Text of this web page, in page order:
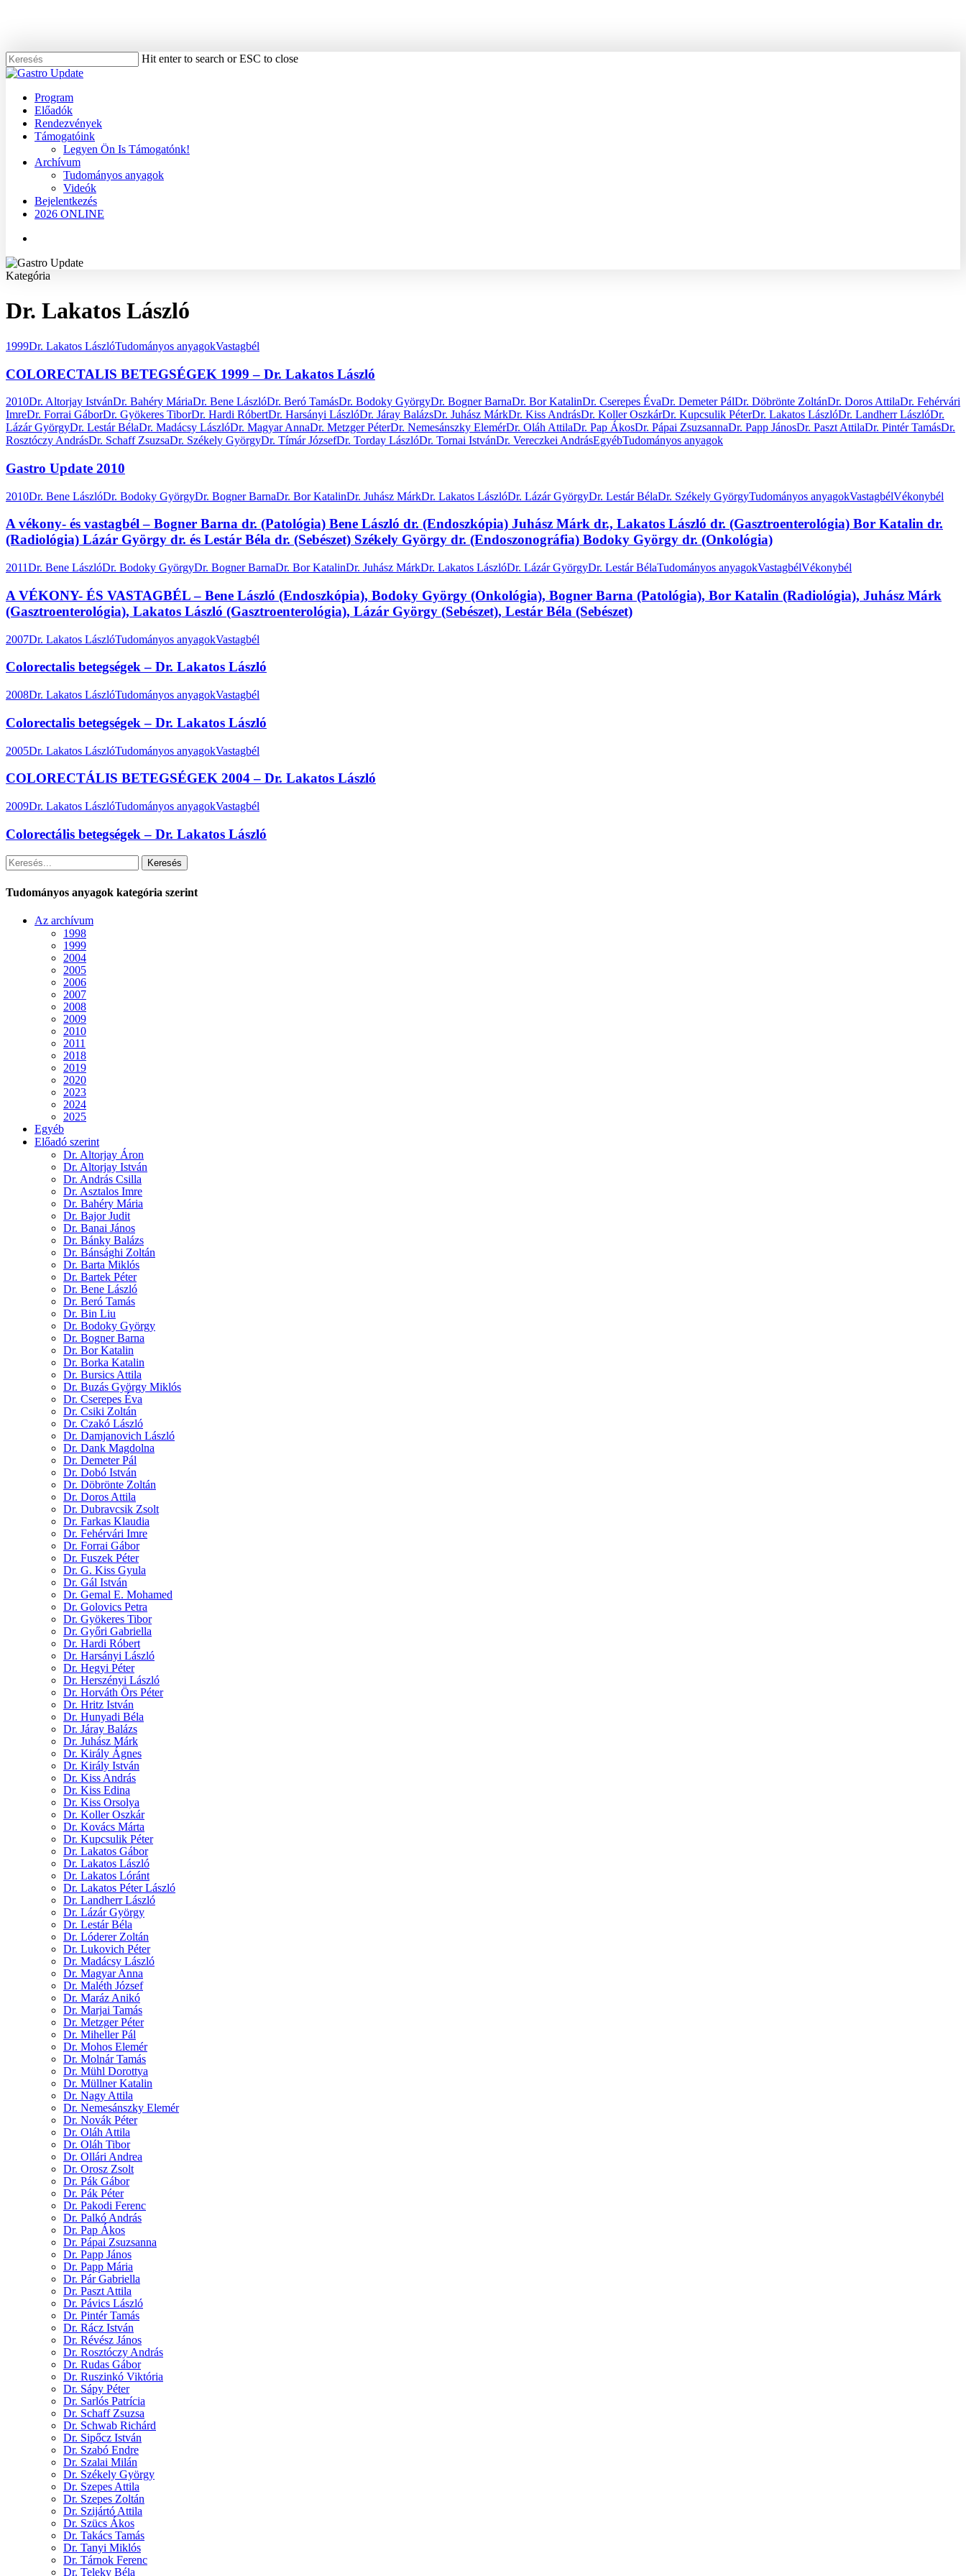
content
Hit enter to search or ESC to close
Close
Menu
Program
Előadók
Rendezvények
Támogatóink
Legyen Ön Is Támogatónk!
Archívum
Tudományos anyagok
Videók
Bejelentkezés
2026 ONLINE
Kategória
Dr. Lakatos László
1999Dr. Lakatos LászlóTudományos anyagokVastagbél
COLORECTALIS BETEGSÉGEK 1999 – Dr. Lakatos László
2010Dr. Altorjay IstvánDr. Bahéry MáriaDr. Bene LászlóDr. Beró TamásDr. Bodoky GyörgyDr. Bogner BarnaDr. Bor KatalinDr. Cserepes ÉvaDr. Demeter PálDr. Döbrönte ZoltánDr. Doros AttilaDr. Fehérvári
ImreDr. Forrai GáborDr. Gyökeres TiborDr. Hardi RóbertDr. Harsányi LászlóDr. Járay BalázsDr. Juhász MárkDr. Kiss AndrásDr. Koller OszkárDr. Kupcsulik PéterDr. Lakatos LászlóDr. Landherr LászlóDr.
Lázár GyörgyDr. Lestár BélaDr. Madácsy LászlóDr. Magyar AnnaDr. Metzger PéterDr. Nemesánszky ElemérDr. Oláh AttilaDr. Pap ÁkosDr. Pápai ZsuzsannaDr. Papp JánosDr. Paszt AttilaDr. Pintér TamásDr.
Rosztóczy AndrásDr. Schaff ZsuzsaDr. Székely GyörgyDr. Tímár JózsefDr. Torday LászlóDr. Tornai IstvánDr. Vereczkei AndrásEgyébTudományos anyagok
Gastro Update 2010
2010Dr. Bene LászlóDr. Bodoky GyörgyDr. Bogner BarnaDr. Bor KatalinDr. Juhász MárkDr. Lakatos LászlóDr. Lázár GyörgyDr. Lestár BélaDr. Székely GyörgyTudományos anyagokVastagbélVékonybél
A vékony- és vastagbél – Bogner Barna dr. (Patológia) Bene László dr. (Endoszkópia) Juhász Márk dr., Lakatos László dr. (Gasztroenterológia) Bor Katalin dr.
(Radiológia) Lázár György dr. és Lestár Béla dr. (Sebészet) Székely György dr. (Endoszonográfia) Bodoky György dr. (Onkológia)
2011Dr. Bene LászlóDr. Bodoky GyörgyDr. Bogner BarnaDr. Bor KatalinDr. Juhász MárkDr. Lakatos LászlóDr. Lázár GyörgyDr. Lestár BélaTudományos anyagokVastagbélVékonybél
A VÉKONY- ÉS VASTAGBÉL – Bene László (Endoszkópia), Bodoky György (Onkológia), Bogner Barna (Patológia), Bor Katalin (Radiológia), Juhász Márk
(Gasztroenterológia), Lakatos László (Gasztroenterológia), Lázár György (Sebészet), Lestár Béla (Sebészet)
2007Dr. Lakatos LászlóTudományos anyagokVastagbél
Colorectalis betegségek – Dr. Lakatos László
2008Dr. Lakatos LászlóTudományos anyagokVastagbél
Colorectalis betegségek – Dr. Lakatos László
2005Dr. Lakatos LászlóTudományos anyagokVastagbél
COLORECTÁLIS BETEGSÉGEK 2004 – Dr. Lakatos László
2009Dr. Lakatos LászlóTudományos anyagokVastagbél
Colorectális betegségek – Dr. Lakatos László
Keresés
Tudományos anyagok kategória szerint
Az archívum
1998
1999
2004
2005
2006
2007
2008
2009
2010
2011
2018
2019
2020
2023
2024
2025
Egyéb
Előadó szerint
Dr. Altorjay Áron
Dr. Altorjay István
Dr. András Csilla
Dr. Asztalos Imre
Dr. Bahéry Mária
Dr. Bajor Judit
Dr. Banai János
Dr. Bánky Balázs
Dr. Bánsághi Zoltán
Dr. Barta Miklós
Dr. Bartek Péter
Dr. Bene László
Dr. Beró Tamás
Dr. Bin Liu
Dr. Bodoky György
Dr. Bogner Barna
Dr. Bor Katalin
Dr. Borka Katalin
Dr. Bursics Attila
Dr. Buzás György Miklós
Dr. Cserepes Éva
Dr. Csiki Zoltán
Dr. Czakó László
Dr. Damjanovich László
Dr. Dank Magdolna
Dr. Demeter Pál
Dr. Dobó István
Dr. Döbrönte Zoltán
Dr. Doros Attila
Dr. Dubravcsik Zsolt
Dr. Farkas Klaudia
Dr. Fehérvári Imre
Dr. Forrai Gábor
Dr. Fuszek Péter
Dr. G. Kiss Gyula
Dr. Gál István
Dr. Gemal E. Mohamed
Dr. Golovics Petra
Dr. Gyökeres Tibor
Dr. Győri Gabriella
Dr. Hardi Róbert
Dr. Harsányi László
Dr. Hegyi Péter
Dr. Herszényi László
Dr. Horváth Örs Péter
Dr. Hritz István
Dr. Hunyadi Béla
Dr. Járay Balázs
Dr. Juhász Márk
Dr. Király Ágnes
Dr. Király István
Dr. Kiss András
Dr. Kiss Edina
Dr. Kiss Orsolya
Dr. Koller Oszkár
Dr. Kovács Márta
Dr. Kupcsulik Péter
Dr. Lakatos Gábor
Dr. Lakatos László
Dr. Lakatos Lóránt
Dr. Lakatos Péter László
Dr. Landherr László
Dr. Lázár György
Dr. Lestár Béla
Dr. Lóderer Zoltán
Dr. Lukovich Péter
Dr. Madácsy László
Dr. Magyar Anna
Dr. Maléth József
Dr. Maráz Anikó
Dr. Marjai Tamás
Dr. Metzger Péter
Dr. Miheller Pál
Dr. Mohos Elemér
Dr. Molnár Tamás
Dr. Mühl Dorottya
Dr. Müllner Katalin
Dr. Nagy Attila
Dr. Nemesánszky Elemér
Dr. Novák Péter
Dr. Oláh Attila
Dr. Oláh Tibor
Dr. Ollári Andrea
Dr. Orosz Zsolt
Dr. Pák Gábor
Dr. Pák Péter
Dr. Pakodi Ferenc
Dr. Palkó András
Dr. Pap Ákos
Dr. Pápai Zsuzsanna
Dr. Papp János
Dr. Papp Mária
Dr. Pár Gabriella
Dr. Paszt Attila
Dr. Pávics László
Dr. Pintér Tamás
Dr. Rácz István
Dr. Révész János
Dr. Rosztóczy András
Dr. Rudas Gábor
Dr. Ruszinkó Viktória
Dr. Sápy Péter
Dr. Sarlós Patrícia
Dr. Schaff Zsuzsa
Dr. Schwab Richárd
Dr. Sipőcz István
Dr. Szabó Endre
Dr. Szalai Milán
Dr. Székely György
Dr. Szepes Attila
Dr. Szepes Zoltán
Dr. Szijártó Attila
Dr. Szücs Ákos
Dr. Takács Tamás
Dr. Tanyi Miklós
Dr. Tárnok Ferenc
Dr. Teleky Béla